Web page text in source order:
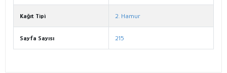
Kağıt Tipi 2. Hamur
Sayfa Sayısı 215